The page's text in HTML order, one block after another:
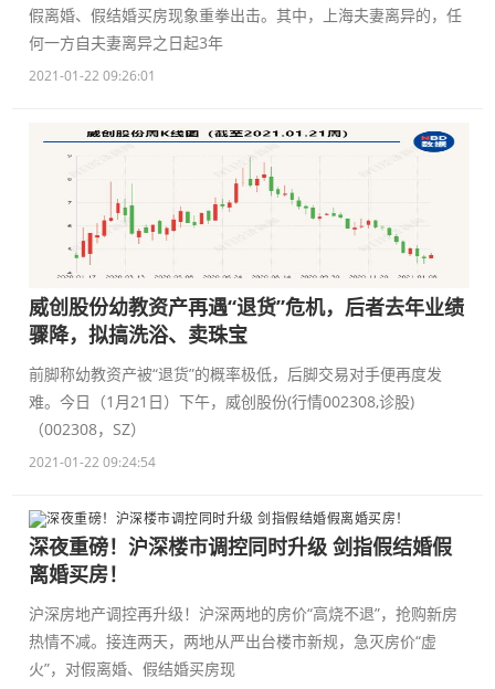
假离婚、假结婚买房现象重拳出击。其中，上海夫妻离异的，任
何一方自夫妻离异之日起3年
2021-01-22 09:26:01
威创股份幼教资产再遇“退货”危机，后者去年业绩
骤降，拟搞洗浴、卖珠宝
前脚称幼教资产被“退货”的概率极低，后脚交易对手便再度发
难。今日（1月21日）下午，威创股份(行情002308,诊股)
（002308，SZ）
2021-01-22 09:24:54
深夜重磅！沪深楼市调控同时升级 剑指假结婚假
离婚买房！
沪深房地产调控再升级！沪深两地的房价“高烧不退”，抢购新房
热情不减。接连两天，两地从严出台楼市新规，急灭房价“虚
火”，对假离婚、假结婚买房现